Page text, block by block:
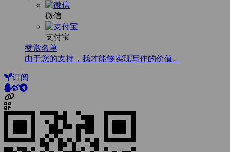
微信
支付宝
赞赏名单
由于您的支持，我才能够实现写作的价值。
订阅